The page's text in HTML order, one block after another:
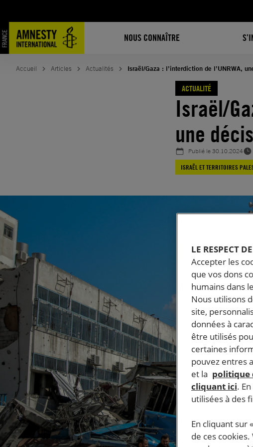
NOUS CONNAÎTRE
contenu
Accueil Articles Actualités Israël/Gaza : l’interdiction de l’UNRWA,
ACTUALITÉ
Israël/
une
Publié le30.10.2024
ISRAËL ET TERRITOIRES
LE RESPECT
Accepter les
que vos dons
humains dans
Nous utilisons
site,
données à
être utilisés
certaines
pouvez entres
et la politique
cliquant ici.
utilisées à des
En cliquant sur
de ces